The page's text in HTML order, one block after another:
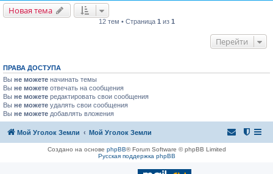
Новая тема
12 тем • Страница 1 из 1
Перейти
ПРАВА ДОСТУПА
Вы не можете начинать темы
Вы не можете отвечать на сообщения
Вы не можете редактировать свои сообщения
Вы не можете удалять свои сообщения
Вы не можете добавлять вложения
Мой Уголок Земли Мой Уголок Земли
Создано на основе phpBB® Forum Software © phpBB Limited
Русская поддержка phpBB